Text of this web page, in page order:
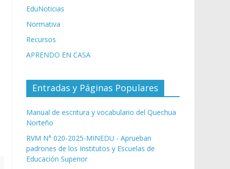
EduNoticias
Normativa
Recursos
APRENDO EN CASA
Entradas y Páginas Populares
Manual de escritura y vocabulario del Quechua
Norteño
RVM N° 020-2025-MINEDU - Aprueban
padrones de los Institutos y Escuelas de
Educación Superior